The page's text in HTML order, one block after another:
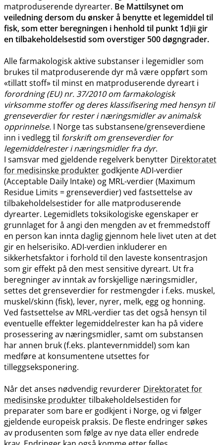
matproduserende dyrearter. Be Mattilsynet om
veiledning dersom du ønsker å benytte et legemiddel til
fisk, som etter beregningen i henhold til punkt 1d)ii gir
en tilbakeholdelsestid som overstiger 500 døgngrader.
Alle farmakologisk aktive substanser i legemidler som
brukes til matproduserende dyr må være oppført som
«tillatt stoff» til minst en matproduserende dyreart i
forordning (EU) nr. 37/2010 om farmakologisk
virksomme stoffer og deres klassifisering med hensyn til
grenseverdier for rester i næringsmidler av animalsk
opprinnelse. I Norge tas substansene​/​grenseverdiene
inn i vedlegg til forskrift om grenseverdier for
legemiddelrester i næringsmidler fra dyr.
I samsvar med gjeldende regelverk benytter Direktoratet
for medisinske produkter godkjente ADI-verdier
(Acceptable Daily Intake) og MRL-verdier (Maximum
Residue Limits = grenseverdier) ved fastsettelse av
tilbakeholdelsestider for alle matproduserende
dyrearter. Legemidlets toksikologiske egenskaper er
grunnlaget for å angi den mengden av et fremmedstoff
en person kan innta daglig gjennom hele livet uten at det
gir en helserisiko. ADI-verdien inkluderer en
sikkerhetsfaktor i forhold til den laveste konsentrasjon
som gir effekt på den mest sensitive dyreart. Ut fra
beregninger av inntak av forskjellige næringsmidler,
settes det grenseverdier for restmengder i f.eks. muskel,
muskel​/​skinn (fisk), lever, nyrer, melk, egg og honning.
Ved fastsettelse av MRL-verdier tas det også hensyn til
eventuelle effekter legemiddelrester kan ha på videre
prosessering av næringsmidler, samt om substansen
har annen bruk (f.eks. plantevernmiddel) som kan
medføre at konsumentene utsettes for
tilleggseksponering.
Når det anses nødvendig revurderer Direktoratet for
medisinske produkter tilbakeholdelsestiden for
preparater som bare er godkjent i Norge, og vi følger
gjeldende europeisk praksis. De fleste endringer søkes
av produsenten som følge av nye data eller endrede